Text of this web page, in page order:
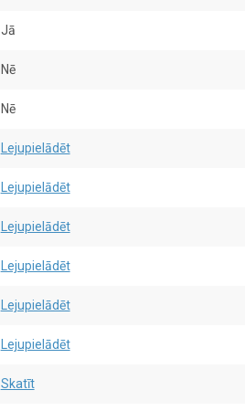
Jā
Nē
Nē
Lejupielādēt
Lejupielādēt
Lejupielādēt
Lejupielādēt
Lejupielādēt
Lejupielādēt
Skatīt